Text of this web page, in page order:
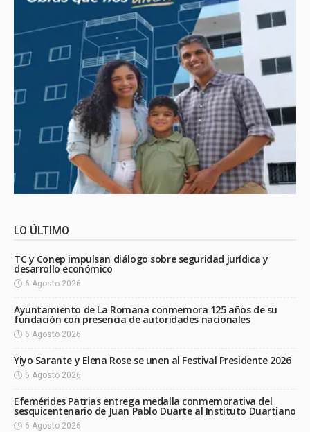
LO ÚLTIMO
TC y Conep impulsan diálogo sobre seguridad jurídica y
desarrollo económico
6 Agosto 2026
Ayuntamiento de La Romana conmemora 125 años de su
fundación con presencia de autoridades nacionales
6 Agosto 2026
Yiyo Sarante y Elena Rose se unen al Festival Presidente 2026
6 Agosto 2026
Efemérides Patrias entrega medalla conmemorativa del
sesquicentenario de Juan Pablo Duarte al Instituto Duartiano
6 Agosto 2026